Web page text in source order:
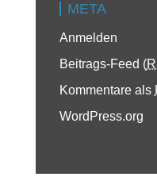
META
Anmelden
Beitrags-Feed (
Kommentare als
WordPress.org